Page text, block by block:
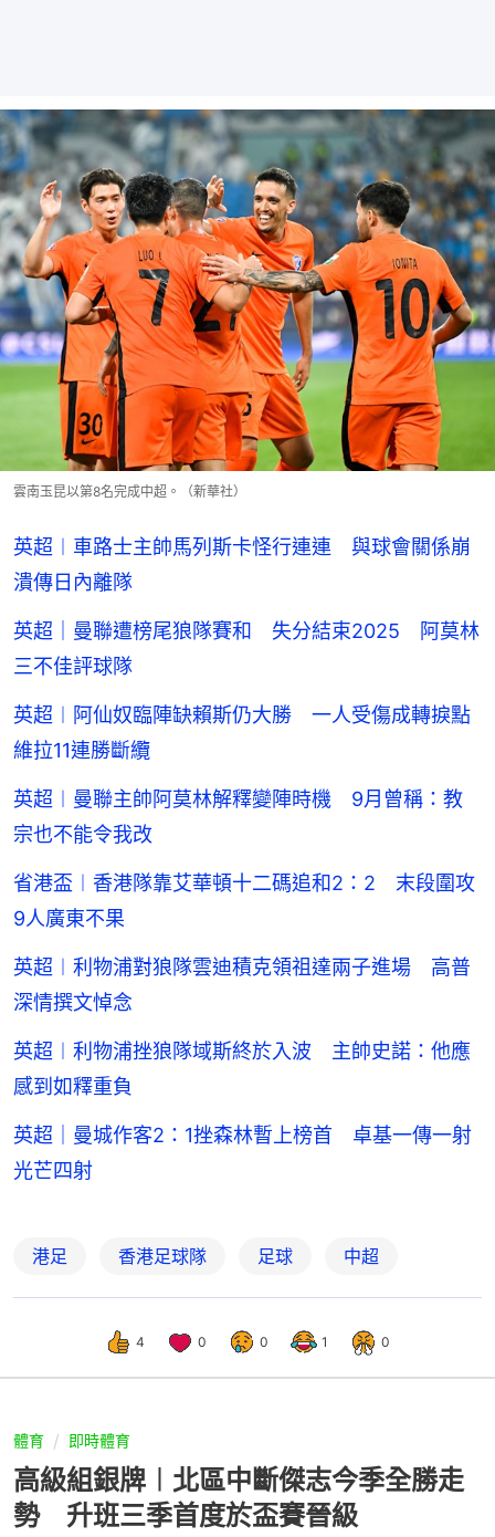
雲南玉昆以第8名完成中超。（新華社）
英超︱車路士主帥馬列斯卡怪行連連 與球會關係崩
潰傳日內離隊
英超｜曼聯遭榜尾狼隊賽和 失分結束2025 阿莫林
三不佳評球隊
英超︱阿仙奴臨陣缺賴斯仍大勝 一人受傷成轉捩點
維拉11連勝斷纜
英超︱曼聯主帥阿莫林解釋變陣時機 9月曾稱：教
宗也不能令我改
省港盃︱香港隊靠艾華頓十二碼追和2：2 末段圍攻
9人廣東不果
英超︱利物浦對狼隊雲迪積克領祖達兩子進場 高普
深情撰文悼念
英超︱利物浦挫狼隊域斯終於入波 主帥史諾：他應
感到如釋重負
英超｜曼城作客2：1挫森林暫上榜首 卓基一傳一射
光芒四射
港足 香港足球隊 足球 中超
4 0 0 1 0
體育 即時體育
高級組銀牌︱北區中斷傑志今季全勝走
勢 升班三季首度於盃賽晉級